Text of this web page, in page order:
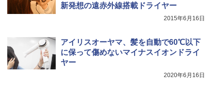
新発想の遠赤外線搭載ドライヤー
2015年6月16日
アイリスオーヤマ、髪を自動で60℃以下
に保って傷めないマイナスイオンドライ
ヤー
2020年6月16日